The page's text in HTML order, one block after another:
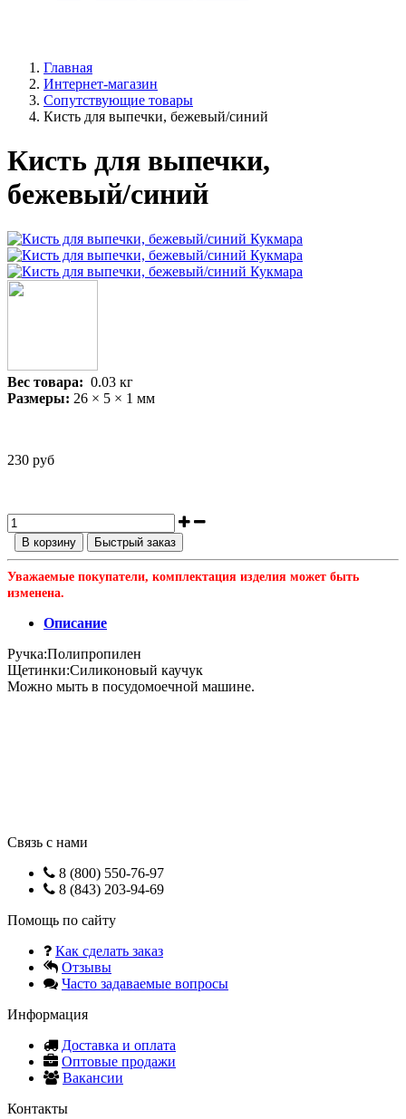
Главная
Интернет-магазин
Сопутствующие товары
Кисть для выпечки, бежевый/синий
Кисть для выпечки,
бежевый/синий
Вес товара: 0.03 кг
Размеры: 26 × 5 × 1 мм
230 руб
В корзину Быстрый заказ
Уважаемые покупатели, комплектация изделия может быть
изменена.
Описание
Ручка:Полипропилен
Щетинки:Силиконовый каучук
Можно мыть в посудомоечной машине.
Связь с нами
8 (800) 550-76-97
8 (843) 203-94-69
Помощь по сайту
Как сделать заказ
Отзывы
Часто задаваемые вопросы
Информация
Доставка и оплата
Оптовые продажи
Вакансии
Контакты